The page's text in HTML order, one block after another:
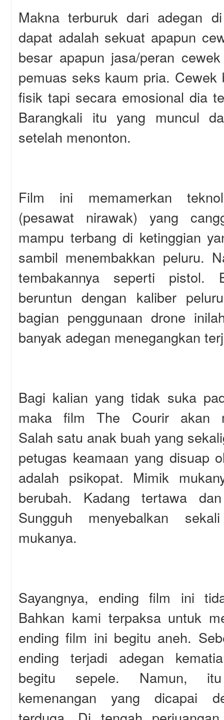
Makna terburuk dari adegan
dapat adalah sekuat apapun
besar apapun jasa/peran
pemuas seks kaum pria. Cewek
fisik tapi secara emosional dia
Barangkali itu yang muncul
setelah menonton.
Film ini memamerkan
(pesawat nirawak) yang
mampu terbang di ketinggian
sambil menembakkan peluru.
tembakannya seperti pistol.
beruntun dengan kaliber
bagian penggunaan drone
banyak adegan menegangkan
Bagi kalian yang tidak suka
maka film The Courir akan
Salah satu anak buah yang
petugas keamaan yang disuap
adalah psikopat. Mimik
berubah. Kadang tertawa
Sungguh menyebalkan
mukanya.
Sayangnya, ending film ini
Bahkan kami terpaksa untuk
ending film ini begitu aneh.
ending terjadi adegan
begitu sepele. Namun,
kemenangan yang dicapai